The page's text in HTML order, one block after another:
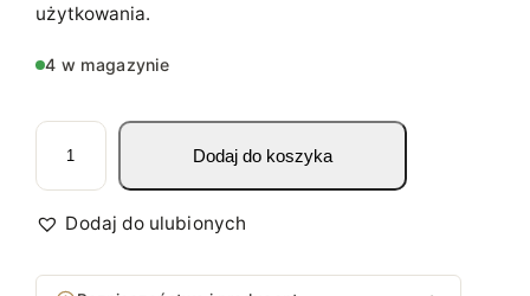
użytkowania.
4 w magazynie
i
o
ś
N
Dodaj do koszyka
Dodaj do ulubionych